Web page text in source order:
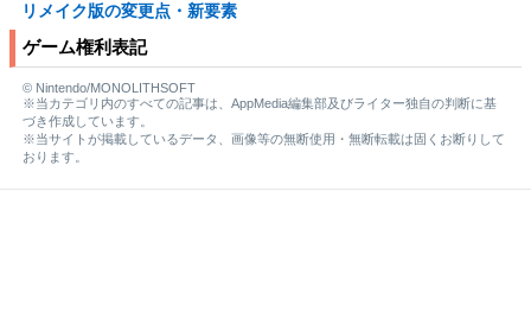
リメイク版の変更点・新要素
ゲーム権利表記
© Nintendo/MONOLITHSOFT
※当カテゴリ内のすべての記事は、AppMedia編集部及びライター独自の判断に基
づき作成しています。
※当サイトが掲載しているデータ、画像等の無断使用・無断転載は固くお断りして
おります。